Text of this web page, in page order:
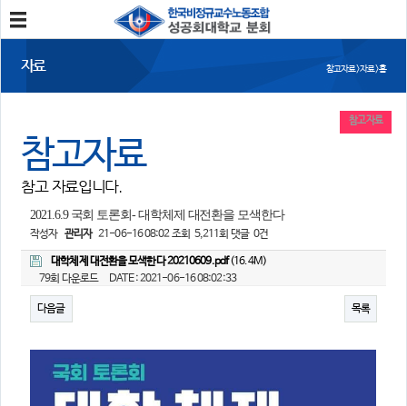
분회소개
소식
공지사항
언론보도
참여
자유게시판 건의사항
자료 참고자료 > 자료 > 홈
참고자료
참고 자료입니다.
참고자료
2021.6.9 국회 토론회- 대학체제 대전환을 모색한다
작성자 관리자 21-06-16 08:02조회 5,211회 댓글 0건
대학체제 대전환을 모색한다 20210609.pdf(16.4M)
79회 다운로드
DATE : 2021-06-16 08:02:33
다음글 목록